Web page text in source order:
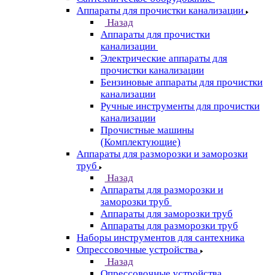
Аппараты для прочистки канализации
Назад
Аппараты для прочистки
канализации
Электрические аппараты для
прочистки канализации
Бензиновые аппараты для прочистки
канализации
Ручные инструменты для прочистки
канализации
Прочистные машины
(Комплектующие)
Аппараты для разморозки и заморозки
труб
Назад
Аппараты для разморозки и
заморозки труб
Аппараты для заморозки труб
Аппараты для разморозки труб
Наборы инструментов для сантехника
Опрессовочные устройства
Назад